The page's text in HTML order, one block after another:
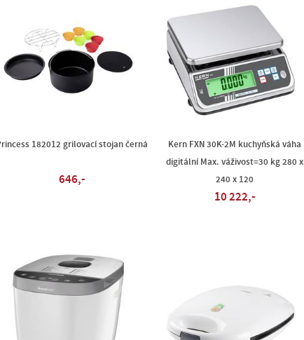
182012 grilovací stojan černá
646,-
Kern FXN 30K-2M kuchyňská váha
digitální Max. váživost=30 kg 280 x
240 x 120
10 222,-